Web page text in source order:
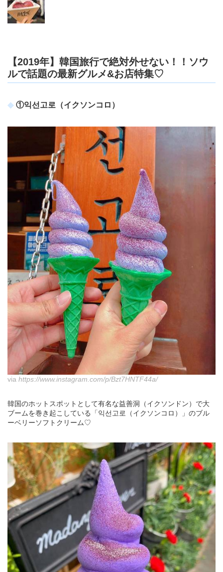
【2019年】韓国旅行で絶対外せない！！ソウ
ルで話題の最新グルメ&お店特集♡
①익선고로（イクソンコロ）
via https://www.instagram.com/p/Bzt7HNTF44a/
韓国のホットスポットとして有名な益善洞（イクソンドン）で大
ブームを巻き起こしている「익선고로（イクソンコロ）」のブル
ーベリーソフトクリーム♡